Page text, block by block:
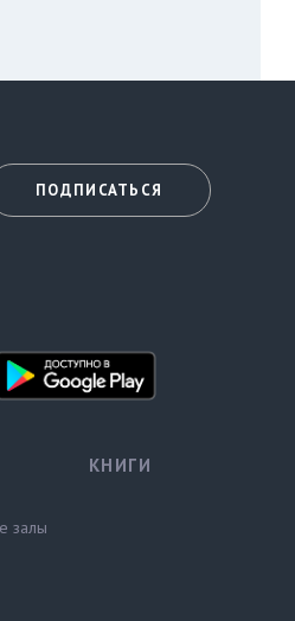
ПОДПИСАТЬСЯ
залы
КНИГИ